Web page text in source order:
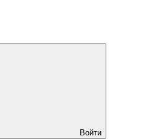
Войти